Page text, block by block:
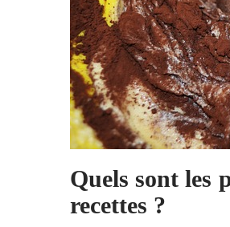
Quels sont les
recettes ?